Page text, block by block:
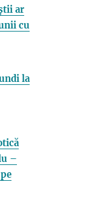
ar
cu
la
–